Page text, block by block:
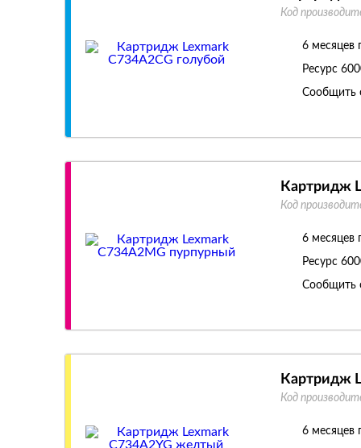
Код
6 месяцев
Ресурс
Сообщить
Картридж
Код
6 месяцев
Ресурс
Сообщить
Картридж
Код
6 месяцев